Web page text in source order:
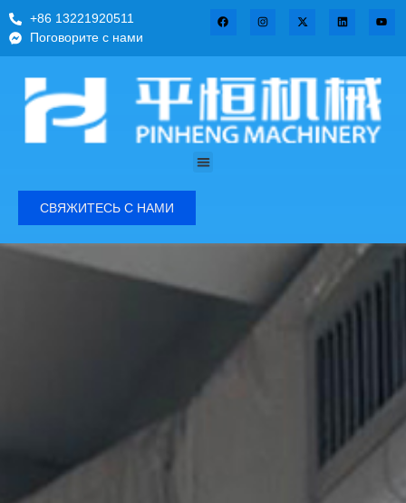
+86 13221920511
Поговорите с нами
СВЯЖИТЕСЬ С НАМИ